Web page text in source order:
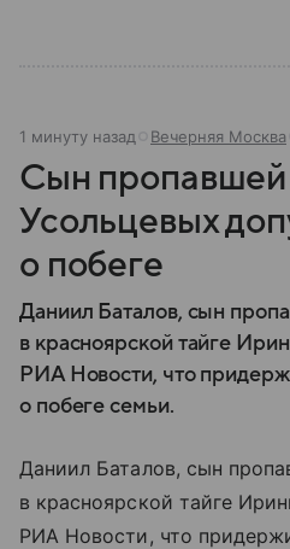
1 минуту назад Вечерняя Москва
Сын пропавшей
Усольцевых
о побеге
Даниил Баталов, сын
в красноярской тайге
РИА Новости, что
о побеге семьи.
Даниил Баталов, сын
в красноярской тайге
РИА Новости, что